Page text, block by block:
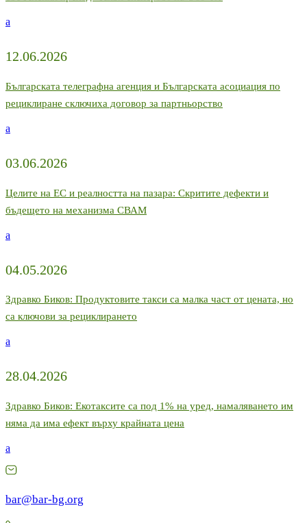
a
12.06.2026
Българската телеграфна агенция и Българската асоциация по
рециклиране сключиха договор за партньорство
a
03.06.2026
Целите на ЕС и реалността на пазара: Скритите дефекти и
бъдещето на механизма СВАМ
a
04.05.2026
Здравко Биков: Продуктовите такси са малка част от цената, но
са ключови за рециклирането
a
28.04.2026
Здравко Биков: Екотаксите са под 1% на уред, намаляването им
няма да има ефект върху крайната цена
a
bar@bar-bg.org